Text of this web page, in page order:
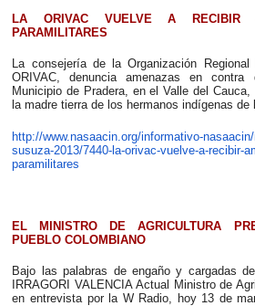
LA ORIVAC VUELVE A RECIBIR
PARAMILITARES
La consejería de la Organización
ORIVAC, denuncia amenazas en contra
Municipio de Pradera, en el Valle del
la madre tierra de los hermanos indígenas de
http://www.nasaacin.org/informativo-
susuza-2013/7440-la-orivac-vuelve-a-recibir-
paramilitares
EL MINISTRO DE AGRICULTURA
PUEBLO COLOMBIANO
Bajo las palabras de engaño y cargadas
IRRAGORI VALENCIA Actual Ministro de
en entrevista por la W Radio, hoy 13 de